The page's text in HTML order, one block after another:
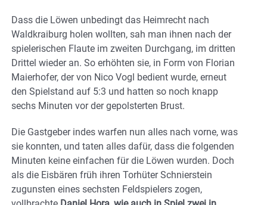
Dass die Löwen unbedingt das Heimrecht nach
Waldkraiburg holen wollten, sah man ihnen nach der
spielerischen Flaute im zweiten Durchgang, im dritten
Drittel wieder an. So erhöhten sie, in Form von Florian
Maierhofer, der von Nico Vogl bedient wurde, erneut
den Spielstand auf 5:3 und hatten so noch knapp
sechs Minuten vor der gepolsterten Brust.
Die Gastgeber indes warfen nun alles nach vorne, was
sie konnten, und taten alles dafür, dass die folgenden
Minuten keine einfachen für die Löwen wurden. Doch
als die Eisbären früh ihren Torhüter Schnierstein
zugunsten eines sechsten Feldspielers zogen,